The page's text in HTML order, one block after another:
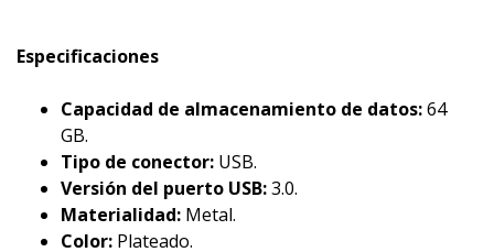
Especificaciones
Capacidad de almacenamiento de datos:64
GB.
Tipo de conector: USB.
Versión del puerto USB:3.0.
Materialidad: Metal.
Color: Plateado.